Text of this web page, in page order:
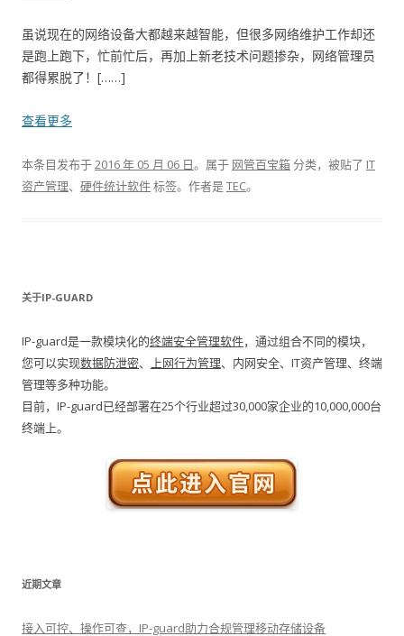
虽说现在的网络设备大都越来越智能，但很多网络维护工作却还
是跑上跑下，忙前忙后，再加上新老技术问题掺杂，网络管理员
都得累脱了！[……]
查看更多
本条目发布于2016 年 05 月 06 日。属于 网管百宝箱分类，被贴了 IT
资产管理、 硬件统计软件标签。 作者是TEC。
关于IP-GUARD
IP-guard是一款模块化的终端安全管理软件，通过组合不同的模块，
您可以实现数据防泄密、 上网行为管理、内网安全、IT资产管理、终端
管理等多种功能。
目前，IP-guard已经部署在25个行业超过30,000家企业的10,000,000台
终端上。
近期文章
接入可控、操作可查，IP-guard助力合规管理移动存储设备